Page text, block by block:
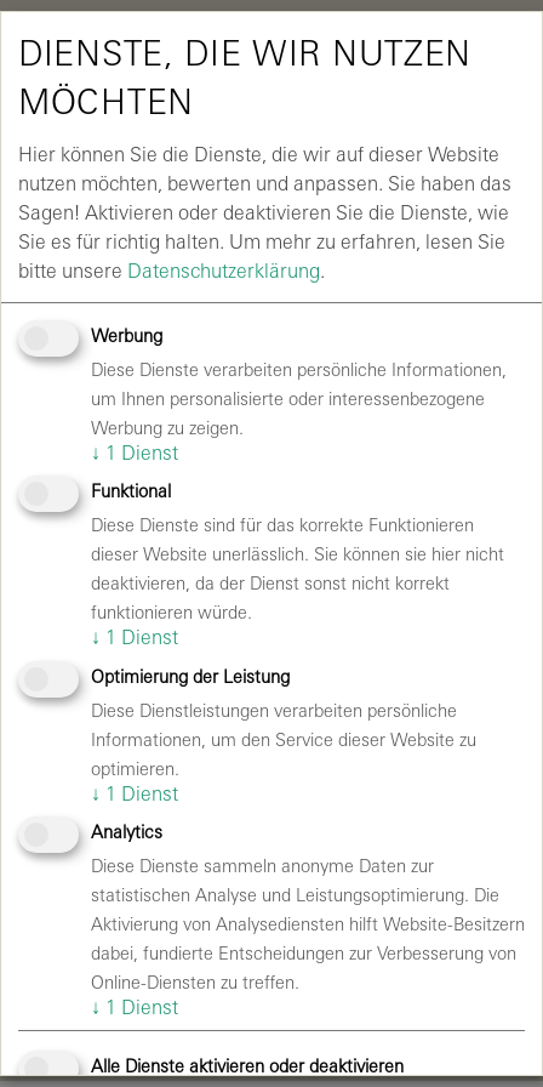
COMPLIANCE
HINWEISGEBERSYSTEM
VON APLEONA
Die Apleona GmbH hat ein konzernweites
Meldeverfahren eingerichtet, das allen Unternehmen
des Apleona-Konzerns offensteht, einschließlich der
Velomax Berlin Hallenbetriebs GmbH
Meldekanal können alle Mitarbeitenden, Kunden und
Lieferanten vertraulich – und auf Wunsch anonym –
Hinweise auf mutmaßliche oder tatsächliche Verstöße
gegen die Apleona-Richtlinien sowie gesetzliche
Vorgaben geben. Dies umfasst unter anderem
Verstöße gegen das
Hinweisgeberschutzgesetz (HinSchG), das Allgemeine
Gleichbehandlungsgesetz (AGG) sowie weitere
relevante Regelwerke.
Weitere Informationen sowie den Zugang zum
Meldekanal finden Sie unter folgendem
Unsere Partner
DIENSTE, DIE WIR NUTZEN
MÖCHTEN
Hier können Sie die Dienste, die wir auf dieser Website
nutzen möchten, bewerten und anpassen. Sie haben das
Sagen! Aktivieren oder deaktivieren Sie die Dienste, wie
Sie es für richtig halten. Um mehr zu erfahren, lesen Sie
bitte unsere Datenschutzerklärung.
Werbung
Diese Dienste verarbeiten persönliche Informationen,
um Ihnen personalisierte oder interessenbezogene
Werbung zu zeigen.
↓ 1 Dienst
Funktional
Diese Dienste sind für das korrekte Funktionieren
dieser Website unerlässlich. Sie können sie hier nicht
deaktivieren, da der Dienst sonst nicht korrekt
funktionieren würde.
↓ 1 Dienst
Optimierung der Leistung
Diese Dienstleistungen verarbeiten persönliche
Informationen, um den Service dieser Website zu
optimieren.
↓ 1 Dienst
Analytics
Diese Dienste sammeln anonyme Daten zur
statistischen Analyse und Leistungsoptimierung. Die
Aktivierung von Analysediensten hilft Website-Besitzern
dabei, fundierte Entscheidungen zur Verbesserung von
Online-Diensten zu treffen.
↓ 1 Dienst
Alle Dienste aktivieren oder deaktivieren